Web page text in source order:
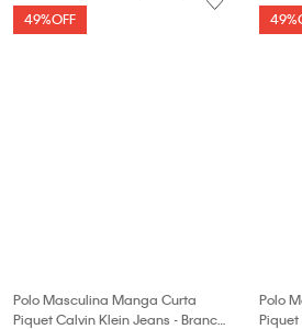
49%OFF
Polo Masculina Manga Curta
Piquet Calvin Klein Jeans - Branco
49%
Polo
Piquet